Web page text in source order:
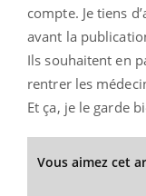
compte. Je tiens
avant la
Ils souhaitent en
rentrer les
Et ça, je le garde
Vous aimez cet